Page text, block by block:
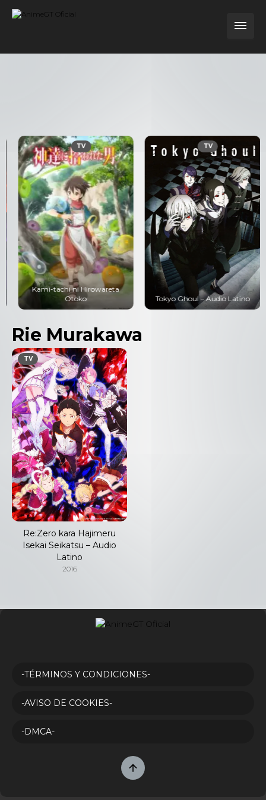
TV
Kami-tachi ni Hirowareta
Otoko
TV
Tokyo Ghoul – Audio Latino
Rie Murakawa
TV
Re:Zero kara Hajimeru
Isekai Seikatsu – Audio
Latino
2016
-TÉRMINOS Y CONDICIONES-
-AVISO DE COOKIES-
-DMCA-